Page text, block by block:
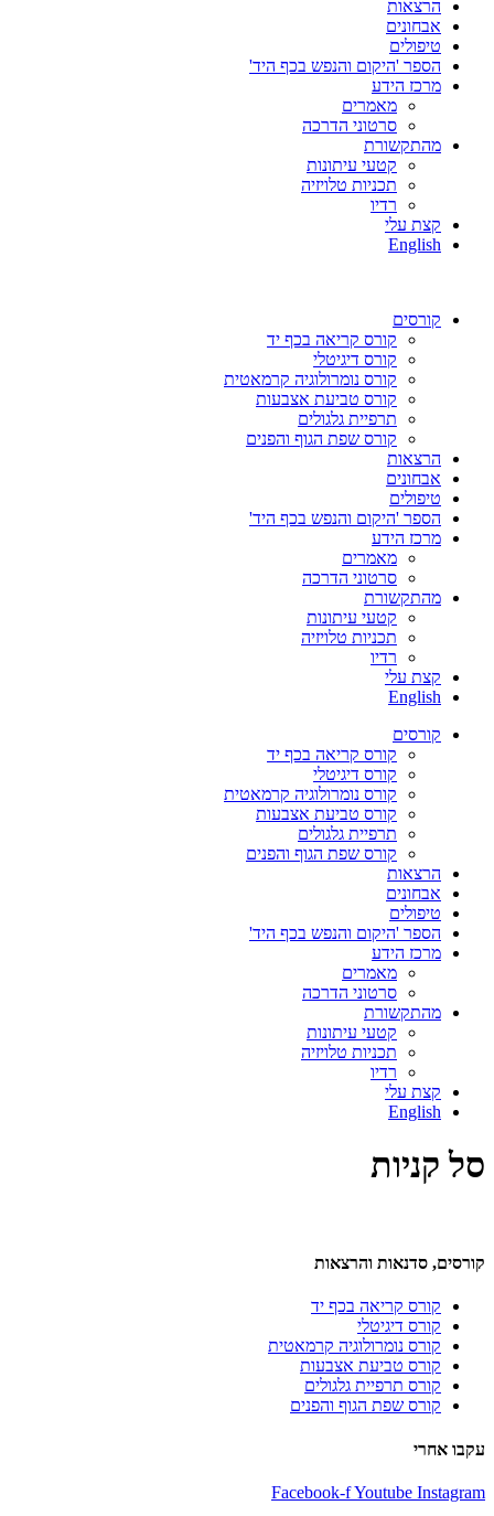
הרצאות
אבחונים
טיפולים
הספר 'היקום והנפש בכף היד'
מרכז הידע
מאמרים
סרטוני הדרכה
מהתקשורת
קטעי עיתונות
תכניות טלויזיה
רדיו
קצת עלי
English
קורסים
קורס קריאה בכף יד
קורס דיגיטלי
קורס נומרולוגיה קרמאטית
קורס טביעת אצבעות
תרפיית גלגולים
קורס שפת הגוף והפנים
הרצאות
אבחונים
טיפולים
הספר 'היקום והנפש בכף היד'
מרכז הידע
מאמרים
סרטוני הדרכה
מהתקשורת
קטעי עיתונות
תכניות טלויזיה
רדיו
קצת עלי
English
קורסים
קורס קריאה בכף יד
קורס דיגיטלי
קורס נומרולוגיה קרמאטית
קורס טביעת אצבעות
תרפיית גלגולים
קורס שפת הגוף והפנים
הרצאות
אבחונים
טיפולים
הספר 'היקום והנפש בכף היד'
מרכז הידע
מאמרים
סרטוני הדרכה
מהתקשורת
קטעי עיתונות
תכניות טלויזיה
רדיו
קצת עלי
English
סל קניות
קורסים, סדנאות והרצאות
קורס קריאה בכף יד
קורס דיגיטלי
קורס נומרולוגיה קרמאטית
קורס טביעת אצבעות
קורס תרפיית גלגולים
קורס שפת הגוף והפנים
עקבו אחרי
Facebook-fYoutube Instagram